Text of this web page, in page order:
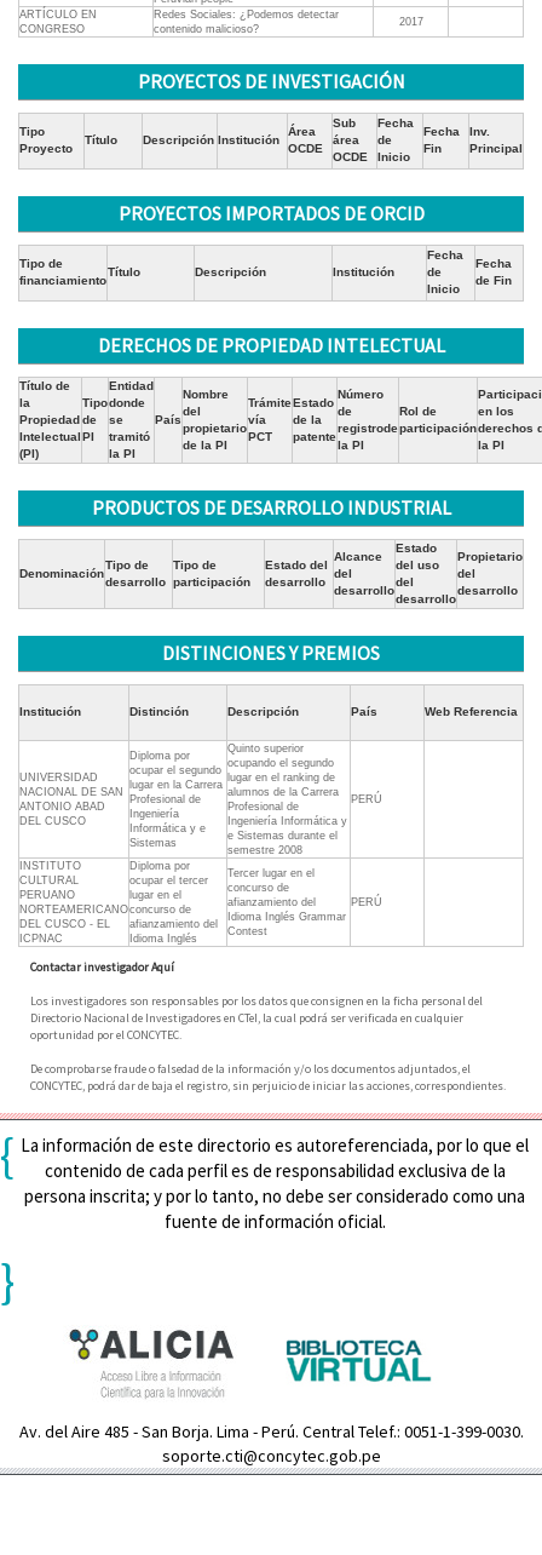
ARTÍCULO EN
CONGRESO
Redes Sociales: ¿Podemos detectar
contenido malicioso?
2017
PROYECTOS DE INVESTIGACIÓN
Tipo
Proyecto
Título Descripción Institución
Área
OCDE
Sub
área
OCDE
Fecha
de
Inicio
Fecha
Fin
Inv.
Principal
PROYECTOS IMPORTADOS DE ORCID
Tipo de
financiamiento
Título Descripción Institución
Fecha
de
Inicio
Fecha
de Fin
DERECHOS DE PROPIEDAD INTELECTUAL
Título de
la
Propiedad
Intelectual
(PI)
Tipo
de
PI
Entidad
donde
se
tramitó
la PI
País
Nombre
del
propietario
de la PI
Trámite
vía
PCT
Estado
de la
patente
Número
de
registrode
la PI
Rol de
participación
en los
derechos
la PI
PRODUCTOS DE DESARROLLO INDUSTRIAL
Denominación
Tipo de
desarrollo
Tipo de
participación
Estado del
desarrollo
Alcance
del
desarrollo
Estado
del uso
del
desarrollo
Propietario
del
desarrollo
DISTINCIONES Y PREMIOS
Institución Distinción Descripción País Web Referencia
UNIVERSIDAD
NACIONAL DE SAN
ANTONIO ABAD
DEL CUSCO
Diploma por
ocupar el segundo
lugar en la Carrera
Profesional de
Ingeniería
Informática y e
Sistemas
Quinto superior
ocupando el segundo
lugar en el ranking de
alumnos de la Carrera
Profesional de
Ingeniería Informática y
e Sistemas durante el
semestre 2008
PERÚ
INSTITUTO
CULTURAL
PERUANO
NORTEAMERICANO
DEL CUSCO - EL
ICPNAC
Diploma por
ocupar el tercer
lugar en el
concurso de
afianzamiento del
Idioma Inglés
Tercer lugar en el
concurso de
afianzamiento del
Idioma Inglés Grammar
Contest
PERÚ
Contactar investigador Aquí
Los investigadores son responsables por los datos que consignen en la ficha personal del
Directorio Nacional de Investigadores en CTeI, la cual podrá ser verificada en cualquier
oportunidad por el CONCYTEC.
De comprobarse fraude o falsedad de la información y/o los documentos adjuntados, el
CONCYTEC, podrá dar de baja el registro, sin perjuicio de iniciar las acciones, correspondientes.
{ La información de este directorio es autoreferenciada, por lo que el
contenido de cada perfil es de responsabilidad exclusiva de la
persona inscrita; y por lo tanto, no debe ser considerado como una
fuente de información oficial.
}
Av. del Aire 485 - San Borja. Lima - Perú. Central Telef.: 0051-1-399-0030.
soporte.cti@concytec.gob.pe